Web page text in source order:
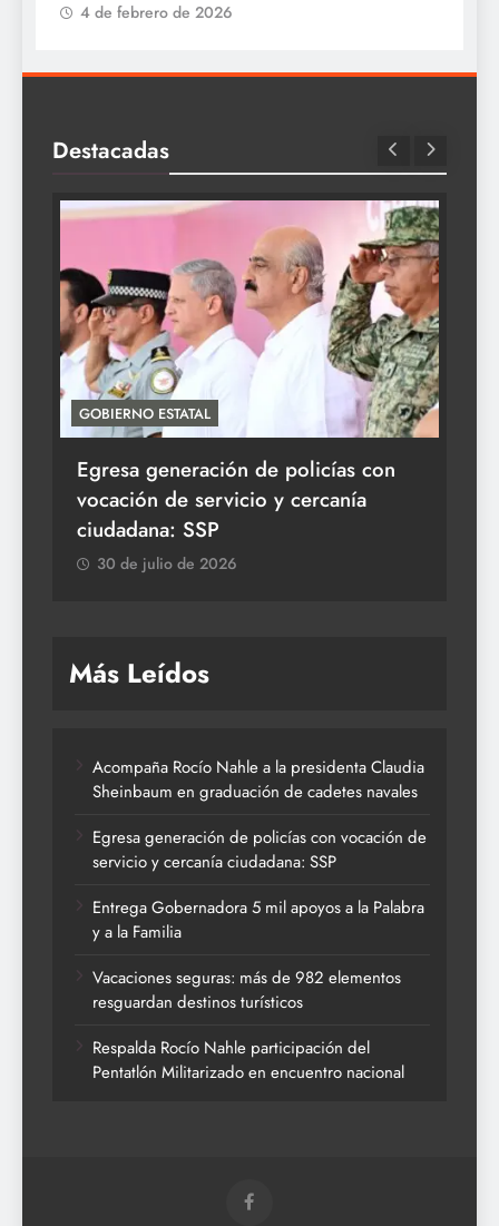
4 de febrero de 2026
Destacadas
GOBIERNO ESTATAL
Egresa generación de policías con
vocación de servicio y cercanía
ciudadana: SSP
30 de julio de 2026
Más Leídos
Acompaña Rocío Nahle a la presidenta Claudia
Sheinbaum en graduación de cadetes navales
Egresa generación de policías con vocación de
servicio y cercanía ciudadana: SSP
Entrega Gobernadora 5 mil apoyos a la Palabra
y a la Familia
Vacaciones seguras: más de 982 elementos
resguardan destinos turísticos
Respalda Rocío Nahle participación del
Pentatlón Militarizado en encuentro nacional